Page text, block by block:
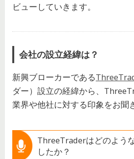
ビューしていきます。
会社の設立経緯は？
新興ブローカーである
ダー）設立の経緯から、
業界や他社に対する印象をお聞
ThreeTraderはどのよう
したか？